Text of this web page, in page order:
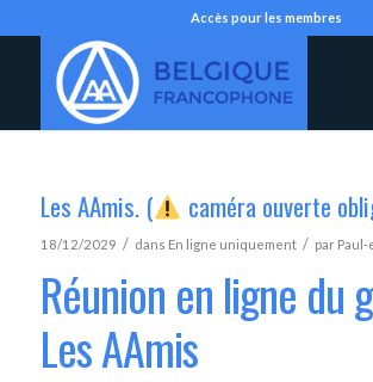
Accès pour les membres
Les AAmis. ( caméra ouverte
18/12/2029 / dans En ligne uniquement / par Paul-
Réunion en ligne du
Les AAmis